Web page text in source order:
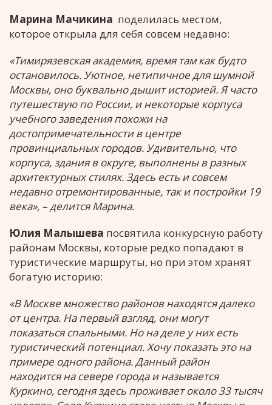
Марина Мачикина поделилась местом,
которое открыла для себя совсем недавно:
«Тимирязевская академия, время там как будто
остановилось. Уютное, нетипичное для шумной
Москвы, оно буквально дышит историей. Я часто
путешествую по России, и некоторые корпуса
учебного заведения похожи на
достопримечательности в центре
провинциальных городов. Удивительно, что
корпуса, здания в округе, выполнены в разных
архитектурных стилях. Здесь есть и совсем
недавно отремонтированные, так и постройки 19
века», – делится Марина.
Юлия Малышева посвятила конкурсную работу
районам Москвы, которые редко попадают в
туристические маршруты, но при этом хранят
богатую историю:
«В Москве множество районов находятся далеко
от центра. На первый взгляд, они могут
показаться спальными. Но на деле у них есть
туристический потенциал. Хочу показать это на
примере одного района. Данный район
находится на севере города и называется
Куркино, сегодня здесь проживает около 33 тысяч